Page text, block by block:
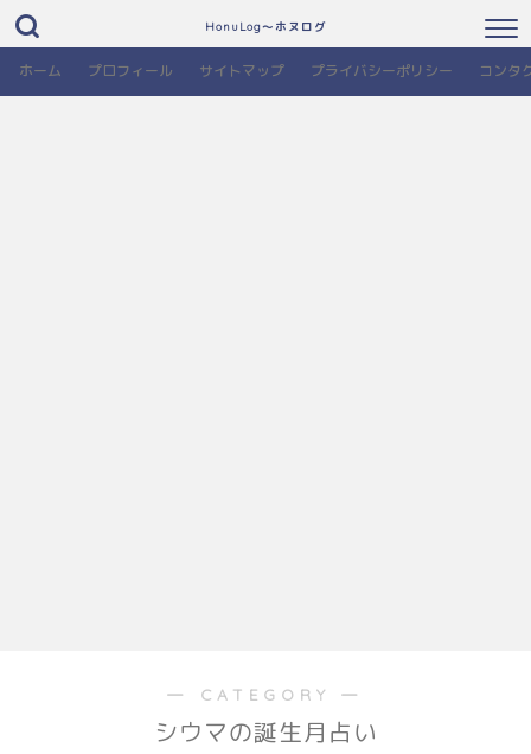
HonuLog～ホヌログ
ホーム プロフィール サイトマップ プライバシーポリシー コンタ
― CATEGORY ―
シウマの誕生月占い